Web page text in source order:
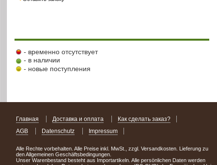
- временно отсутствует
- в наличии
- новые поступления
Главная Доставка и оплата
Как сделать заказ?
AGB
Datenschutz Impressum
Alle Rechte vorbehalten. Alle Preise inkl. MwSt., zzgl. Versandkosten. Lieferung zu
den Allgemeinen Geschäftsbedingungen.
Unser Warenbestand besteht aus Importartikeln. Alle persönlichen Daten werden